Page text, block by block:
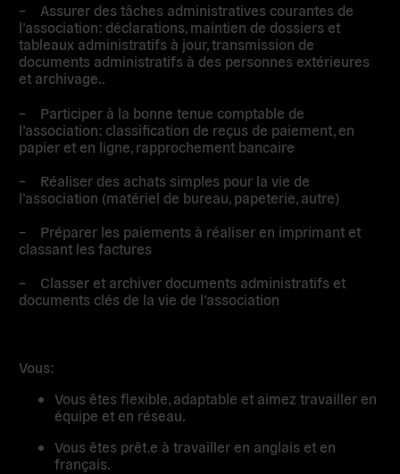
– Assurer des tâches administratives courantes de
l’association: déclarations, maintien de dossiers et
tableaux administratifs à jour, transmission de
documents administratifs à des personnes extérieures
et archivage..
– Participer à la bonne tenue comptable de
l’association: classification de reçus de paiement, en
papier et en ligne, rapprochement bancaire
– Réaliser des achats simples pour la vie de
l’association (matériel de bureau, papeterie, autre)
– Préparer les paiements à réaliser en imprimant et
classant les factures
– Classer et archiver documents administratifs et
documents clés de la vie de l’association
Vous:
Vous êtes flexible, adaptable et aimez travailler en
équipe et en réseau.
Vous êtes prêt.e à travailler en anglais et en
français.